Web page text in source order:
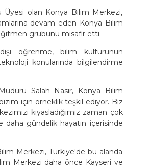
olan Konya Bilim Merkezi,
devam eden Konya Bilim
grubunu misafir etti.
öğrenme, bilim kültürünün
konularında bilgilendirme
Salah Nasır, Konya Bilim
için örneklik teşkil ediyor. Biz
kıyasladığımız zaman çok
daha gündelik hayatın içerisinde
Merkezi, Türkiye'de bu alanda
Merkezi daha önce Kayseri ve